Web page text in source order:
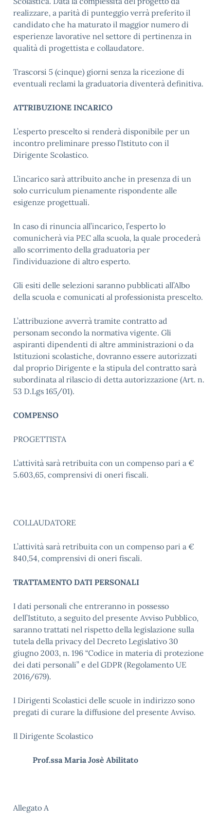
realizzare, a parità di punteggio verrà preferito il
candidato che ha maturato il maggior numero di
esperienze lavorative nel settore di pertinenza in
qualità di progettista e collaudatore.
Trascorsi 5 (cinque) giorni senza la ricezione di
eventuali reclami la graduatoria diventerà definitiva.
ATTRIBUZIONE INCARICO
L’esperto prescelto si renderà disponibile per un
incontro preliminare presso l’Istituto con il
Dirigente Scolastico.
L’incarico sarà attribuito anche in presenza di un
solo curriculum pienamente rispondente alle
esigenze progettuali.
In caso di rinuncia all’incarico, l’esperto lo
comunicherà via PEC alla scuola, la quale procederà
allo scorrimento della graduatoria per
l’individuazione di altro esperto.
Gli esiti delle selezioni saranno pubblicati all’Albo
della scuola e comunicati al professionista prescelto.
L’attribuzione avverrà tramite contratto ad
personam secondo la normativa vigente. Gli
aspiranti dipendenti di altre amministrazioni o da
Istituzioni scolastiche, dovranno essere autorizzati
dal proprio Dirigente e la stipula del contratto sarà
subordinata al rilascio di detta autorizzazione (Art. n.
53 D.Lgs 165/01).
COMPENSO
PROGETTISTA
L’attività sarà retribuita con un compenso pari a €
5.603,65, comprensivi di oneri fiscali.
COLLAUDATORE
L’attività sarà retribuita con un compenso pari a €
840,54, comprensivi di oneri fiscali.
TRATTAMENTO DATI PERSONALI
I dati personali che entreranno in possesso
dell’Istituto, a seguito del presente Avviso Pubblico,
saranno trattati nel rispetto della legislazione sulla
tutela della privacy del Decreto Legislativo 30
giugno 2003, n. 196 “Codice in materia di protezione
dei dati personali” e del GDPR (Regolamento UE
2016/679).
I Dirigenti Scolastici delle scuole in indirizzo sono
pregati di curare la diffusione del presente Avviso.
Il Dirigente Scolastico
Prof.ssa Maria Josè Abilitato
Allegato A